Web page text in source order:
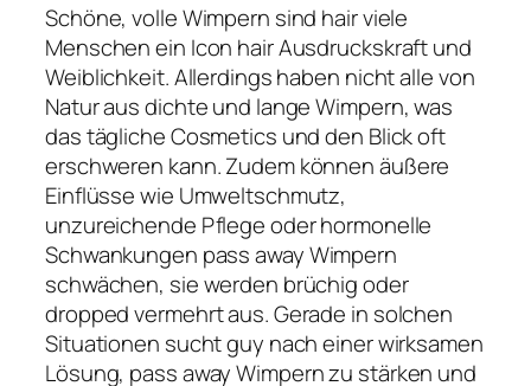
Schöne, volle Wimpern sind hair viele
Menschen ein Icon hair Ausdruckskraft und
Weiblichkeit. Allerdings haben nicht alle von
Natur aus dichte und lange Wimpern, was
das tägliche Cosmetics und den Blick oft
erschweren kann. Zudem können äußere
Einflüsse wie Umweltschmutz,
unzureichende Pflege oder hormonelle
Schwankungen pass away Wimpern
schwächen, sie werden brüchig oder
dropped vermehrt aus. Gerade in solchen
Situationen sucht guy nach einer wirksamen
Lösung, pass away Wimpern zu stärken und